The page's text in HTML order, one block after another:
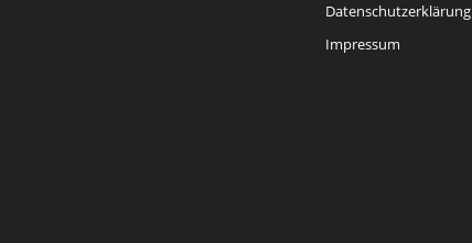
Datenschutzerklärung
Impressum